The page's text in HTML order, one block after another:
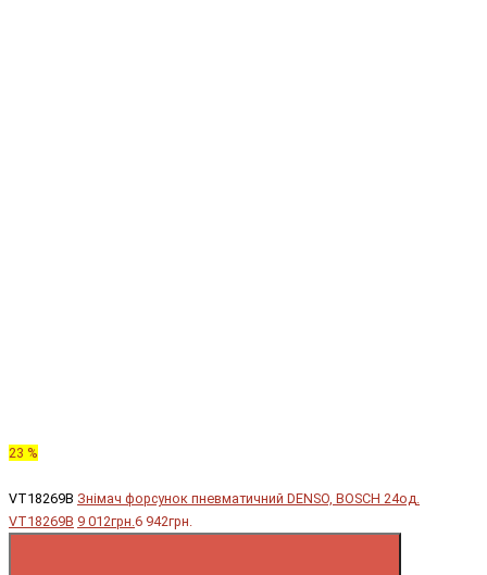
23 %
VT18269B Знімач форсунок пневматичний DENSO, BOSCH 24од.
VT18269B 9 012грн.6 942грн.